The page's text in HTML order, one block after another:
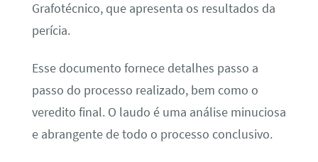
Grafotécnico, que apresenta os resultados da
perícia.
Esse documento fornece detalhes passo a
passo do processo realizado, bem como o
veredito final. O laudo é uma análise minuciosa
e abrangente de todo o processo conclusivo.